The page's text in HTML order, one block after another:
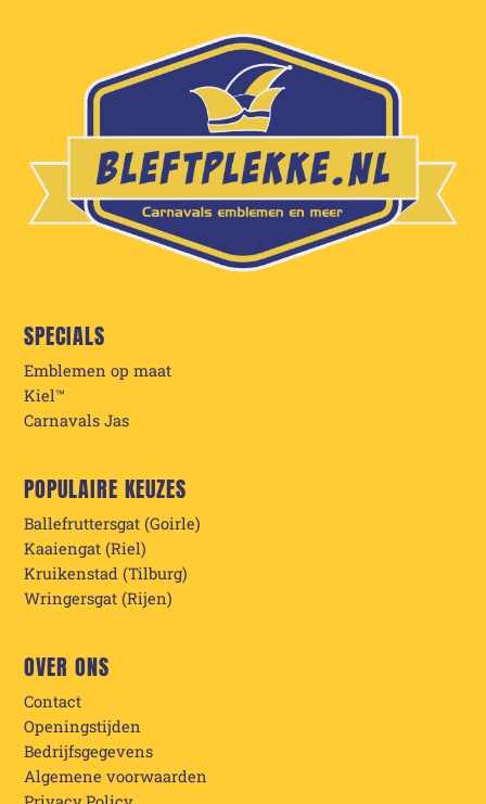
SPECIALS
Emblemen op maat
Kiel™
Carnavals Jas
POPULAIRE KEUZES
Ballefruttersgat (Goirle)
Kaaiengat (Riel)
Kruikenstad (Tilburg)
Wringersgat (Rijen)
OVER ONS
Contact
Openingstijden
Bedrijfsgegevens
Algemene voorwaarden